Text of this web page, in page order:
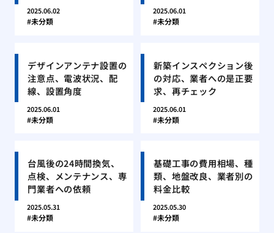
2025.06.02
未分類
2025.06.01
未分類
デザインアンテナ設置の
注意点、電波状況、配
線、設置角度
2025.06.01
未分類
新築インスペクション後
の対応、業者への是正要
求、再チェック
2025.06.01
未分類
台風後の24時間換気、
点検、メンテナンス、専
門業者への依頼
2025.05.31
未分類
基礎工事の費用相場、種
類、地盤改良、業者別の
料金比較
2025.05.30
未分類